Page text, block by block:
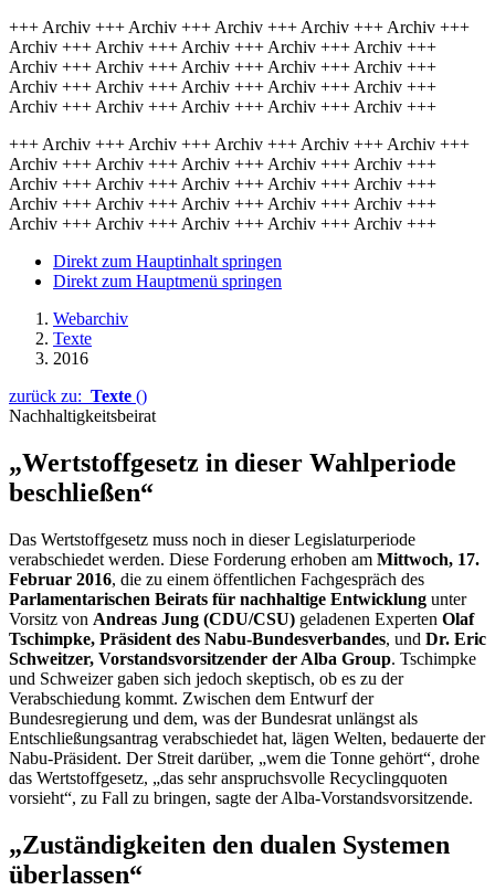
+++ Archiv +++ Archiv +++ Archiv +++ Archiv +++ Archiv +++
Archiv +++ Archiv +++ Archiv +++ Archiv +++ Archiv +++
Archiv +++ Archiv +++ Archiv +++ Archiv +++ Archiv +++
Archiv +++ Archiv +++ Archiv +++ Archiv +++ Archiv +++
Archiv +++ Archiv +++ Archiv +++ Archiv +++ Archiv +++
+++ Archiv +++ Archiv +++ Archiv +++ Archiv +++ Archiv +++
Archiv +++ Archiv +++ Archiv +++ Archiv +++ Archiv +++
Archiv +++ Archiv +++ Archiv +++ Archiv +++ Archiv +++
Archiv +++ Archiv +++ Archiv +++ Archiv +++ Archiv +++
Archiv +++ Archiv +++ Archiv +++ Archiv +++ Archiv +++
Direkt zum Hauptinhalt springen
Direkt zum Hauptmenü springen
Webarchiv
Texte
2016
zurück zu: Texte ()
Nachhaltigkeitsbeirat
„Wertstoffgesetz in dieser Wahlperiode
beschließen“
Das Wertstoffgesetz muss noch in dieser Legislaturperiode
verabschiedet werden. Diese Forderung erhoben am Mittwoch, 17.
Februar 2016, die zu einem öffentlichen Fachgespräch des
Parlamentarischen Beirats für nachhaltige Entwicklung unter
Vorsitz von Andreas Jung (CDU/CSU) geladenen Experten Olaf
Tschimpke, Präsident des Nabu-Bundesverbandes, und Dr. Eric
Schweitzer, Vorstandsvorsitzender der Alba Group. Tschimpke
und Schweizer gaben sich jedoch skeptisch, ob es zu der
Verabschiedung kommt. Zwischen dem Entwurf der
Bundesregierung und dem, was der Bundesrat unlängst als
Entschließungsantrag verabschiedet hat, lägen Welten, bedauerte der
Nabu-Präsident. Der Streit darüber, „wem die Tonne gehört“, drohe
das Wertstoffgesetz, „das sehr anspruchsvolle Recyclingquoten
vorsieht“, zu Fall zu bringen, sagte der Alba-Vorstandsvorsitzende.
„Zuständigkeiten den dualen Systemen
überlassen“